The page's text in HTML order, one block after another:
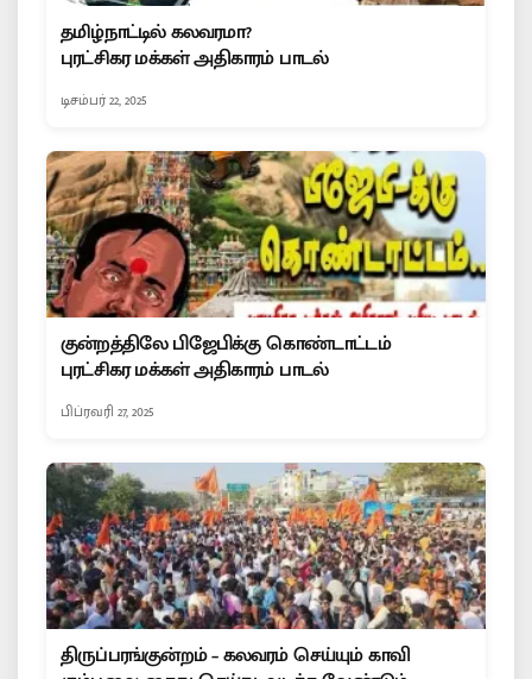
தமிழ்நாட்டில் கலவரமா?
புரட்சிகர மக்கள் அதிகாரம் பாடல்
டிசம்பர் 22, 2025
குன்றத்திலே பிஜேபிக்கு கொண்டாட்டம்
புரட்சிகர மக்கள் அதிகாரம் பாடல்
பிப்ரவரி 27, 2025
திருப்பரங்குன்றம் – கலவரம் செய்யும் காவி